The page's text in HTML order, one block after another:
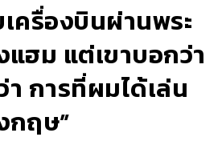
ครื่องบินผ่านพระ
ฮม แต่เขาบอกว่า
การที่ผมได้เล่น
กฤษ”